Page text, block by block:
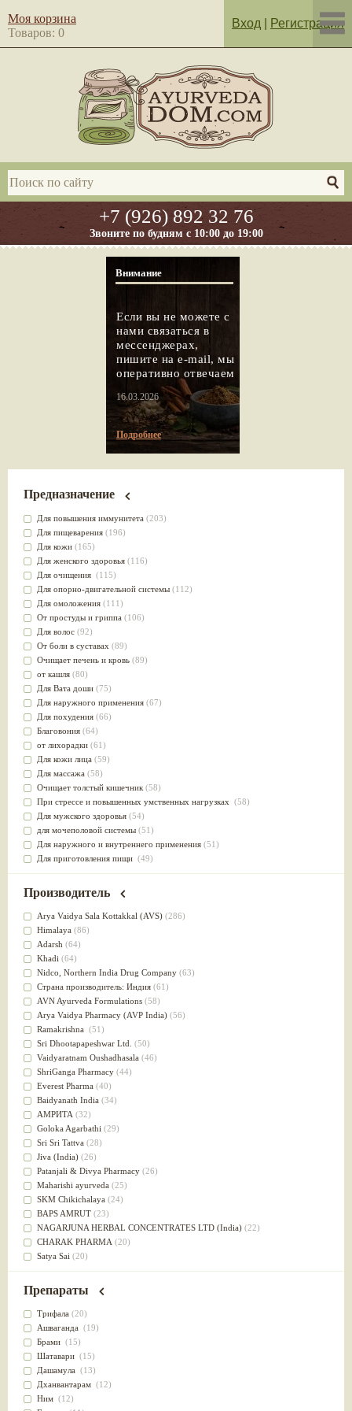
+7 (926) 892 32 76
Звоните по будням с 10:00 до 19:00
Моя корзина
Товаров: 0
Вход Регистрация
Внимание
Если вы не можете с
нами связаться в
мессенджерах,
пишите на e-mail, мы
оперативно отвечаем
16.03.2026
Подробнее
Предназначение
Для повышения иммунитета (203)
Для пищеварения (196)
Для кожи (165)
Для женского здоровья (116)
Для очищения (115)
Для опорно-двигательной системы (112)
Для омоложения (111)
От простуды и гриппа (106)
Для волос (92)
От боли в суставах (89)
Очищает печень и кровь (89)
от кашля (80)
Для Вата доши (75)
Для наружного применения (67)
Для похудения (66)
Благовония (64)
от лихорадки (61)
Для кожи лица (59)
Для массажа (58)
Очищает толстый кишечник (58)
При стрессе и повышенных умственных нагрузках (58)
Для мужского здоровья (54)
для мочеполовой системы (51)
Для наружного и внутреннего применения (51)
Для приготовления пищи (49)
от инфекций мочеполовой системы(49)
для суставов
Лечит опухоли и отеки(46)
Для медитации
выводит токсины
Для здоровья печени
Для тела(39)
для очищения крови(38)
При диабете(38)
Антиоксидант(37)
Для Капха(Кафа) доши
От паразитов(37)
При расстройстве желудка (36)
Успокоительное(36)
Для глаз(34)
от геморроя(34)
Противовоспалительное
Для Питта доши(32)
Для сердца(32)
Для сосудов головного мозга
Для полости рта(32)
Дефицит железа(31)
Для лица(31)
Употребление в пищу
Ароматерапия(29)
Жаропонижающее(29)
для памяти(28)
для почек(28)
Слабительное (28)
Афродизиак(27)
Напитки(27)
Для йоги (27)
Для потенции(26)
Для душа(25)
для концентрации внимания
при нарушении эрекции
Производитель
Arya Vaidya Sala Kottakkal (AVS) (286)
Himalaya (86)
Adarsh (64)
Khadi (64)
Nidсo, Northern India Drug Company (63)
Страна производитель: Индия (61)
AVN Ayurveda Formulations (58)
Arya Vaidya Pharmacy (AVP India) (56)
Ramakrishna (51)
Sri Dhootapapeshwar Ltd. (50)
Vaidyaratnam Oushadhasala (46)
ShriGanga Pharmacy (44)
Everest Pharma (40)
Baidyanath India (34)
АМРИТА (32)
Goloka Agarbathi (29)
Sri Sri Tattva (28)
Jiva (India) (26)
Patanjali & Divya Pharmacy (26)
Maharishi ayurveda (25)
SKM Chikichalaya (24)
BAPS AMRUT (23)
NAGARJUNA HERBAL CONCENTRATES LTD (India) (22)
CHARAK PHARMA (20)
Satya Sai (20)
Vyas(20)
Kerala Ayurveda
(19)
Organic India pvt ltd
Lalita(16)
Ashtang Herbals
Alarsin(14)
Vasu Health care
Baraka(13)
Dabur India Ltd
Препараты
Трифала (20)
Ашваганда (19)
Брами (15)
Шатавари (15)
Дашамула (13)
Дханвантарам (12)
Ним (12)